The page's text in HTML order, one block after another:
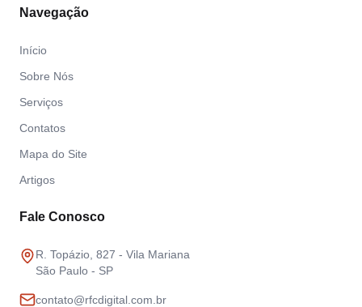
Navegação
Início
Sobre Nós
Serviços
Contatos
Mapa do Site
Artigos
Fale Conosco
R. Topázio, 827 - Vila Mariana
São Paulo - SP
contato@rfcdigital.com.br